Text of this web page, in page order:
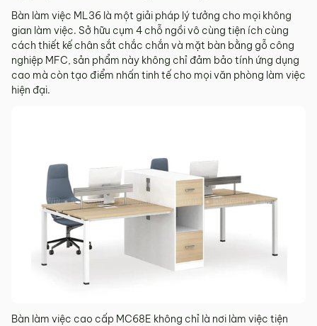
Bàn làm việc ML36 là một giải pháp lý tưởng cho mọi không
gian làm việc. Sở hữu cụm 4 chỗ ngồi vô cùng tiện ích cùng
cách thiết kế chân sắt chắc chắn và mặt bàn bằng gỗ công
nghiệp MFC, sản phẩm này không chỉ đảm bảo tính ứng dụng
cao mà còn tạo điểm nhấn tinh tế cho mọi văn phòng làm việc
hiện đại.
Bàn làm việc cao cấp MC68E không chỉ là nơi làm việc tiện